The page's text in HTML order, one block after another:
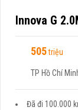
Innova G
505triệu
TP Hồ Chí
Đã đi 100.000